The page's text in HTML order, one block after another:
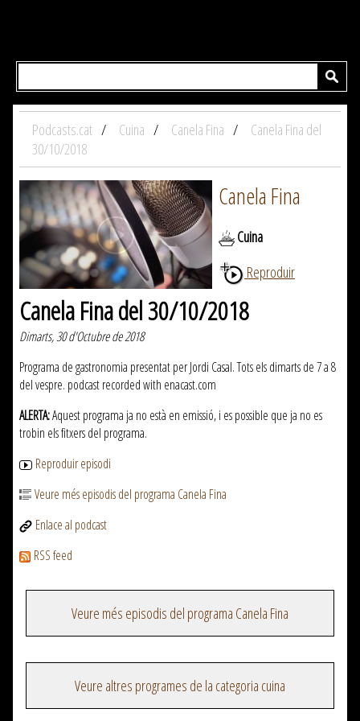
Podcasts.cat Cuina Canela Fina
Canela Fina del
30/10/2018
Canela Fina
Cuina
Reproduir
Canela Fina del 30/10/2018
Dimarts, 30 d'Octubre de 2018
Programa de gastronomia presentat per Jordi Casal. Tots els dimarts de 7 a 8
del vespre. podcast recorded with enacast.com
ALERTA:Aquest programa ja no està en emissió, i es possible que ja no es
trobin els fitxers del programa.
Reproduir episodi
Veure més episodis del programa Canela Fina
Enlace al podcast
RSS feed
Veure més episodis del programa Canela Fina
Veure altres programes de la categoria cuina